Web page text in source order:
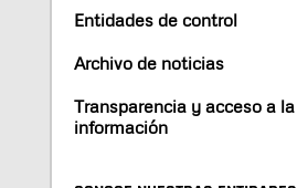
Entidades de control
Archivo de noticias
Transparencia y acceso a la
información